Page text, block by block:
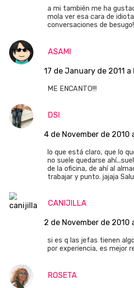
a mi también me ha
mola ver esa cara de
conversaciones de
ASAMI
17 de January de 2011
ME ENCANTO!!!
DSI
4 de November de 2010
lo que está claro, que lo
no suele quedarse
de la oficina, de ahí al
trabajar y punto. jajaja
CANIJILLA
2 de November de 2010
si es q las jefas tienen
por experiencia, es mejor
ROSETA